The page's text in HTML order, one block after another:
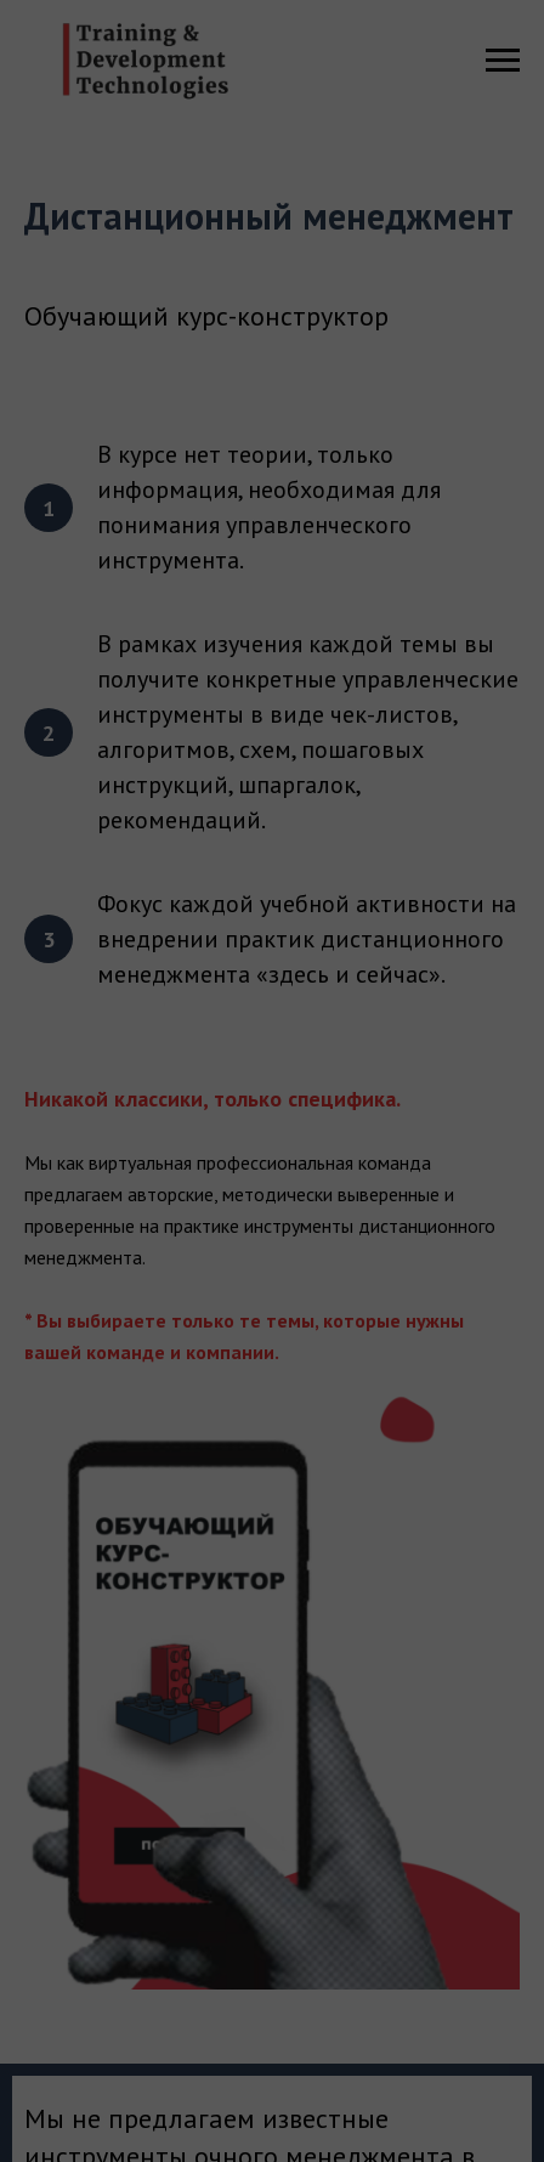
Дистанционный менеджмент
Обучающий курс-конструктор
В курсе нет теории, только
информация, необходимая для
понимания управленческого
инструмента.
В рамках изучения каждой темы вы
получите конкретные управленческие
инструменты в виде чек-листов,
алгоритмов, схем, пошаговых
инструкций, шпаргалок,
рекомендаций.
Фокус каждой учебной активности на
внедрении практик дистанционного
менеджмента «здесь и сейчаc».
Никакой классики, только специфика.
Мы как виртуальная профессиональная команда
предлагаем авторские, методически выверенные и
проверенные на практике инструменты дистанционного
менеджмента.
* Вы выбираете только те темы, которые нужны
вашей команде и компании.
Мы не предлагаем известные